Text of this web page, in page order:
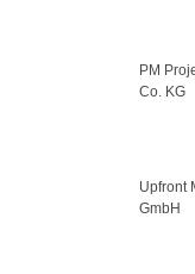
PM
Co. KG
Upfront
GmbH